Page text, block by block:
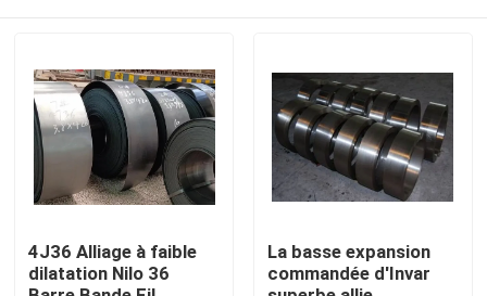
4J36 Alliage à faible
dilatation Nilo 36
La basse expansion
commandée d'Invar